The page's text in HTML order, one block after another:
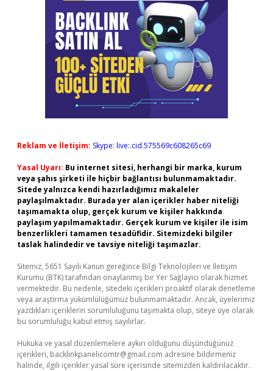
Reklam ve İletişim: Skype: live:.cid.575569c608265c69
Yasal Uyarı: Bu internet sitesi, herhangi bir marka, kurum
veya şahıs şirketi ile hiçbir bağlantısı bulunmamaktadır.
Sitede yalnızca kendi hazırladığımız makaleler
paylaşılmaktadır. Burada yer alan içerikler haber niteliği
taşımamakta olup, gerçek kurum ve kişiler hakkında
paylaşım yapılmamaktadır. Gerçek kurum ve kişiler ile isim
benzerlikleri tamamen tesadüfidir. Sitemizdeki bilgiler
taslak halindedir ve tavsiye niteliği taşımazlar.
Sitemiz, 5651 Sayılı Kanun gereğince Bilgi Teknolojileri ve İletişim
Kurumu (BTK) tarafından onaylanmış bir Yer Sağlayıcı olarak hizmet
vermektedir. Bu nedenle, sitedeki içerikleri proaktif olarak denetleme
veya araştırma yükümlülüğümüz bulunmamaktadır. Ancak, üyelerimiz
yazdıkları içeriklerin sorumluluğunu taşımakta olup, siteye üye olarak
bu sorumluluğu kabul etmiş sayılırlar.
Hukuka ve yasal düzenlemelere aykırı olduğunu düşündüğünüz
içerikleri, backlinkpanelicomtr@gmail.com adresine bildirmeniz
halinde, ilgili içerikler yasal süre içerisinde sitemizden kaldırılacaktır.